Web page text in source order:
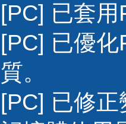
[PC] 已套
[PC] 已優
質。
[PC] 已修